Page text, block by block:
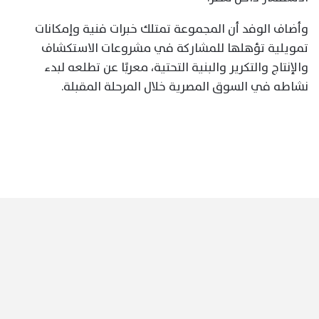
وأضاف الوفد أن المجموعة تمتلك خبرات فنية وإمكانات
تمويلية تؤهلها للمشاركة في مشروعات الاستكشاف
والإنتاج والتكرير والبنية التحتية، معربًا عن تطلعه لبدء
نشاطه في السوق المصرية خلال المرحلة المقبلة.